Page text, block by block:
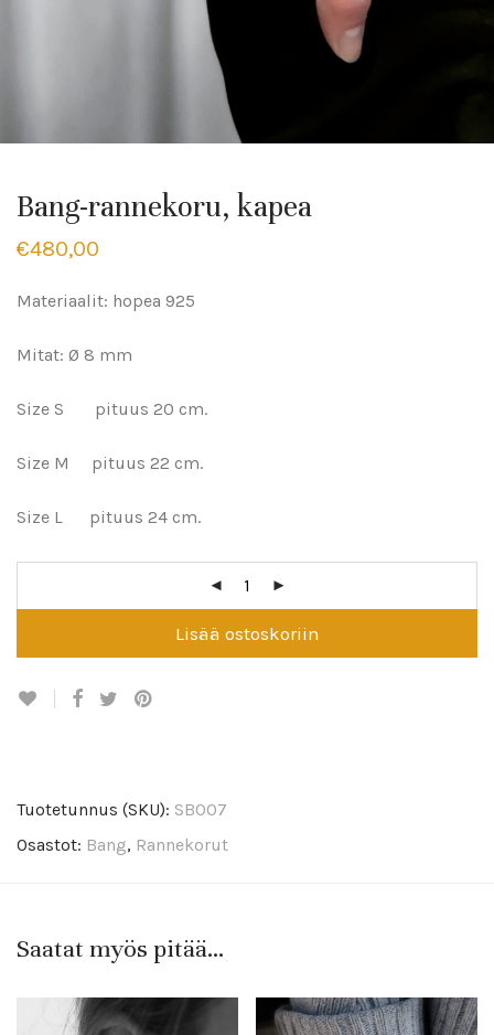
Bang-rannekoru, kapea
€480,00
Materiaalit: hopea 925
Mitat: Ø 8 mm
Size S pituus 20 cm.
Size M pituus 22 cm.
Size L pituus 24 cm.
Lisää ostoskoriin
Tuotetunnus (SKU): SB007
Osastot: Bang, Rannekorut
Saatat myös pitää...